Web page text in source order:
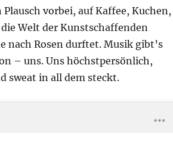
vorbei, auf Kaffee, Kuchen,
Welt der Kunstschaffenden
nach Rosen durftet. Musik gibt’s
– uns. Uns höchstpersönlich,
sweat in all dem steckt.